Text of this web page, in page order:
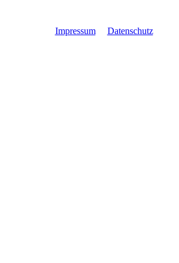
Impressum Datenschutz